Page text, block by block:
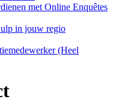
met Online Enquêtes
in jouw regio
(Heel